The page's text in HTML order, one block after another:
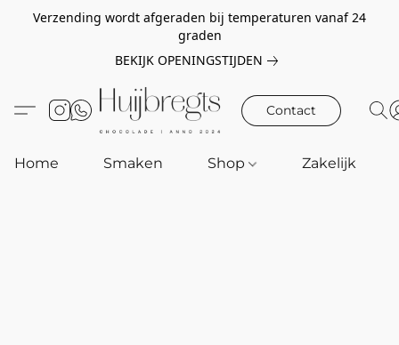
Verzending wordt afgeraden bij temperaturen vanaf 24
graden
BEKIJK OPENINGSTIJDEN
Contact
Home Smaken Shop Zakelijk